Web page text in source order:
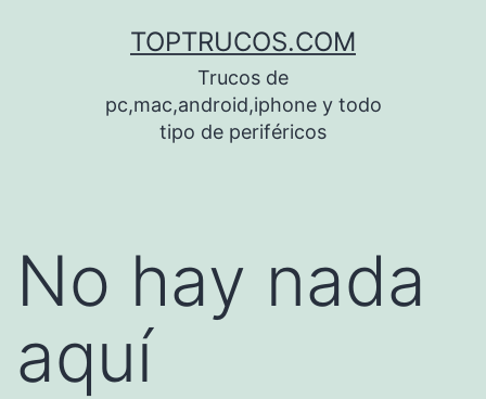
TOPTRUCOS.COM
Trucos de
pc,mac,android,iphone y todo
tipo de periféricos
No hay nada
aquí